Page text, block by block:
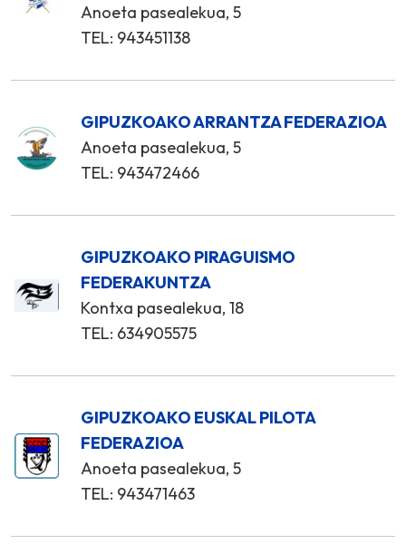
Anoeta pasealekua, 5
TEL: 943451138
GIPUZKOAKO ARRANTZA FEDERAZIOA
Anoeta pasealekua, 5
TEL: 943472466
GIPUZKOAKO PIRAGUISMO
FEDERAKUNTZA
Kontxa pasealekua, 18
TEL: 634905575
GIPUZKOAKO EUSKAL PILOTA
FEDERAZIOA
Anoeta pasealekua, 5
TEL: 943471463